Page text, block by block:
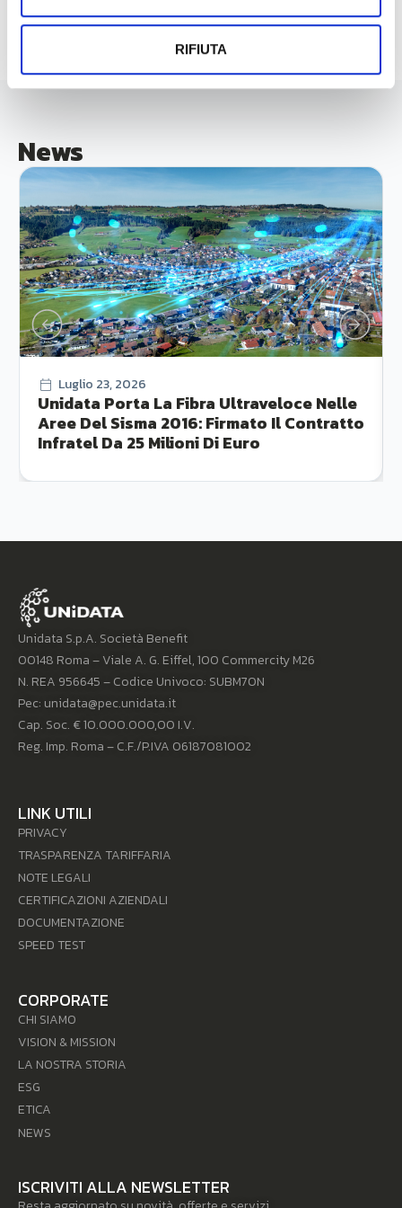
RIFIUTA
News
Luglio 23, 2026
Unidata Porta La Fibra Ultraveloce Nelle
Aree Del Sisma 2016: Firmato Il Contratto
Infratel Da 25 Milioni Di Euro
Unidata S.p.A. Società Benefit
00148 Roma – Viale A. G. Eiffel, 100 Commercity M26
N. REA 956645 – Codice Univoco: SUBM70N
Pec: unidata@pec.unidata.it
Cap. Soc. € 10.000.000,00 I.V.
Reg. Imp. Roma – C.F./P.IVA 06187081002
LINK UTILI
PRIVACY
TRASPARENZA TARIFFARIA
NOTE LEGALI
CERTIFICAZIONI AZIENDALI
DOCUMENTAZIONE
SPEED TEST
CORPORATE
CHI SIAMO
VISION & MISSION
LA NOSTRA STORIA
ESG
ETICA
NEWS
ISCRIVITI ALLA NEWSLETTER